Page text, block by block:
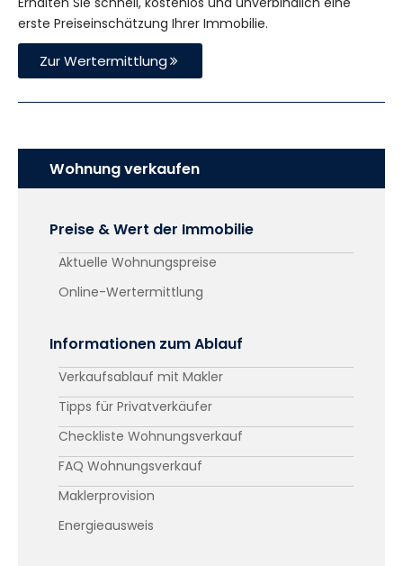
erste Preiseinschätzung Ihrer Immobilie.
Zur Wertermittlung
Wohnung verkaufen
Preise & Wert der Immobilie
Aktuelle Wohnungspreise
Online-Wertermittlung
Informationen zum Ablauf
Verkaufsablauf mit Makler
Tipps für Privatverkäufer
Checkliste Wohnungsverkauf
FAQ Wohnungsverkauf
Maklerprovision
Energieausweis